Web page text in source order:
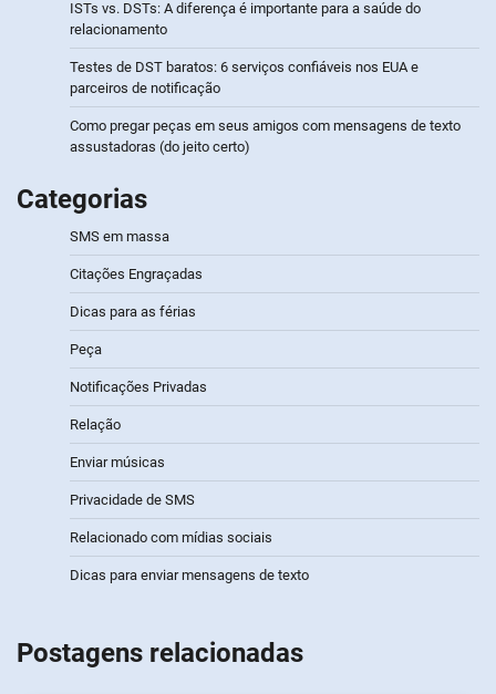
ISTs vs. DSTs: A diferença é importante para a saúde do
relacionamento
Testes de DST baratos: 6 serviços confiáveis nos EUA e
parceiros de notificação
Como pregar peças em seus amigos com mensagens de texto
assustadoras (do jeito certo)
Categorias
SMS em massa
Citações Engraçadas
Dicas para as férias
Peça
Notificações Privadas
Relação
Enviar músicas
Privacidade de SMS
Relacionado com mídias sociais
Dicas para enviar mensagens de texto
Postagens relacionadas